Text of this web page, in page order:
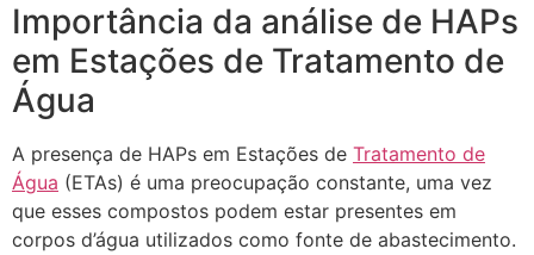
Importância da análise de HAPs
em Estações de Tratamento de
Água
A presença de HAPs em Estações de Tratamento de
Água (ETAs) é uma preocupação constante, uma vez
que esses compostos podem estar presentes em
corpos d’água utilizados como fonte de abastecimento.